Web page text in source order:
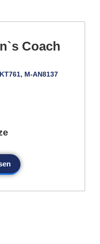
Coach
M-AN8137